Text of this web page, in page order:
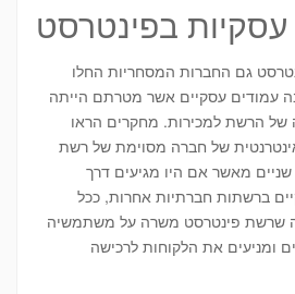
בפינטרסט
גם החברות המסחריות החלו
עמודים עסקיים אשר מטרתם הייתה
של הרשת למכירות. מחקרים הראו
של חברה מסוימת של רשת
מאשר אם היו מגיעים דרך
ברשתות חברתיות אחרות, ככל
שרשת פינטרסט משרה על משתמשיה
ומניעים את הלקוחות לרכישה